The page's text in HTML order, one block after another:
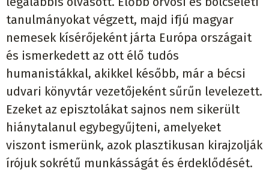
tanulmányokat végzett, majd ifjú magyar
nemesek kísérőjeként járta Európa országait
és ismerkedett az ott élő tudós
humanistákkal, akikkel később, már a bécsi
udvari könyvtár vezetőjeként sűrűn levelezett.
Ezeket az episztolákat sajnos nem sikerült
hiánytalanul egybegyűjteni, amelyeket
viszont ismerünk, azok plasztikusan kirajzolják
írójuk sokrétű munkásságát és érdeklődését.